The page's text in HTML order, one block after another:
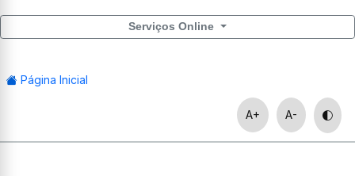
Serviços Online
Página Inicial
A+ A-